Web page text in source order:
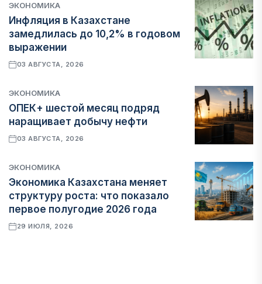
ЭКОНОМИКА
Инфляция в Казахстане
замедлилась до 10,2% в годовом
выражении
03 АВГУСТА, 2026
ЭКОНОМИКА
ОПЕК+ шестой месяц подряд
наращивает добычу нефти
03 АВГУСТА, 2026
ЭКОНОМИКА
Экономика Казахстана меняет
структуру роста: что показало
первое полугодие 2026 года
29 ИЮЛЯ, 2026